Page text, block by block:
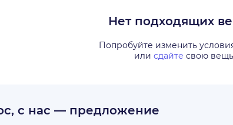
Нет подходящих
Попробуйте изменить
или сдайте свою вещь
с нас — предложение